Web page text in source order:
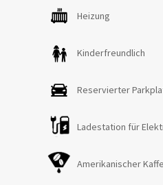
ein Doppelzimmer mit eigener
Zweibettzimmer, ein
Dusche, zwei Doppelzimmer
Dusche. Es ist möglich, ein
Klimaanlage ist in allen
Villenbereich wird
Heizung
Kinderfreundlich
Reservierter
Ladestation für
Amerikanischer